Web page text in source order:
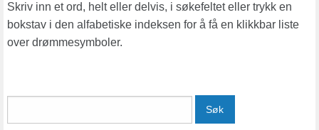
Skriv inn et ord, helt eller delvis, i søkefeltet eller trykk en
bokstav i den alfabetiske indeksen for å få en klikkbar liste
over drømmesymboler.
Søk